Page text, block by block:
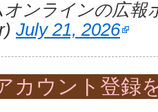
ンラインの広報
July 21, 2026
カウント登録